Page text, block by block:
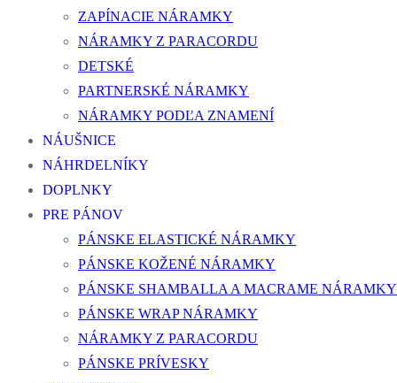
ZAPÍNACIE NÁRAMKY
NÁRAMKY Z PARACORDU
DETSKÉ
PARTNERSKÉ NÁRAMKY
NÁRAMKY PODĽA ZNAMENÍ
NÁUŠNICE
NÁHRDELNÍKY
DOPLNKY
PRE PÁNOV
PÁNSKE ELASTICKÉ NÁRAMKY
PÁNSKE KOŽENÉ NÁRAMKY
PÁNSKE SHAMBALLA A MACRAME NÁRAMKY
PÁNSKE WRAP NÁRAMKY
NÁRAMKY Z PARACORDU
PÁNSKE PRÍVESKY